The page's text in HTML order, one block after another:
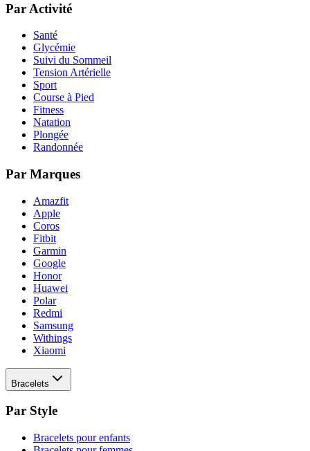
Par Activité
Santé
Glycémie
Suivi du Sommeil
Tension Artérielle
Sport
Course à Pied
Fitness
Natation
Plongée
Randonnée
Par Marques
Amazfit
Apple
Coros
Fitbit
Garmin
Google
Honor
Huawei
Polar
Redmi
Samsung
Withings
Xiaomi
Bracelets
Par Style
Bracelets pour enfants